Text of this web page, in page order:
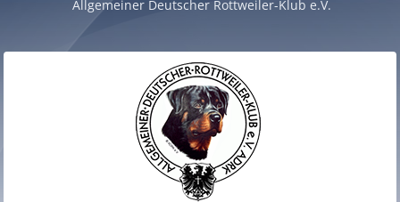
Allgemeiner Deutscher Rottweiler-Klub e.V.